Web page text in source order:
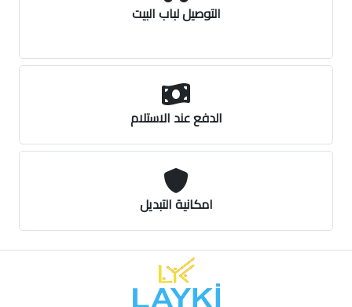
التوصيل لباب البيت
الدفع عند الاستلام
امكانية التبديل